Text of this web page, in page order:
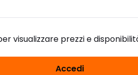
visualizzare prezzi e
Accedi